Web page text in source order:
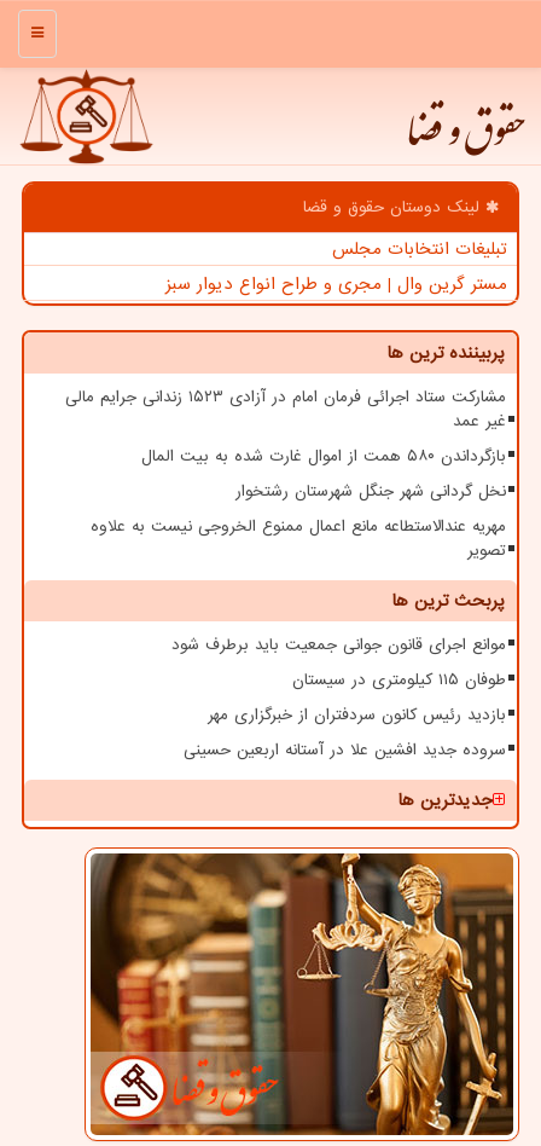
منو
حقوق و قضا
لینک دوستان حقوق و قضا
تبلیغات انتخابات مجلس
مستر گرین وال | مجری و طراح انواع دیوار سبز
پربیننده ترین ها
مشارکت ستاد اجرائی فرمان امام در آزادی ۱۵۲۳ زندانی جرایم مالی
غیر عمد
بازگرداندن ۵۸۰ همت از اموال غارت شده به بیت المال
نخل گردانی شهر جنگل شهرستان رشتخوار
مهریه عندالاستطاعه مانع اعمال ممنوع الخروجی نیست به علاوه
تصویر
پربحث ترین ها
موانع اجرای قانون جوانی جمعیت باید برطرف شود
طوفان ۱۱۵ کیلومتری در سیستان
بازدید رئیس کانون سردفتران از خبرگزاری مهر
سروده جدید افشین علا در آستانه اربعین حسینی
جدیدترین ها